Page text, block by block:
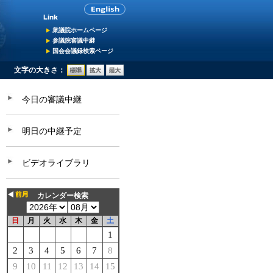
衆議院ホームページ
参議院審議中継
国会会議録検索ページ
文字の大きさ：
今日の審議中継
明日の中継予定
ビデオライブラリ
カレンダー検索
日 月 火 水 木 金 土
1
2
3 4 5 6 7
8
9
10 11 12 13 14
15